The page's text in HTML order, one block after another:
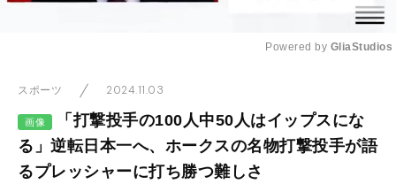
Powered by GliaStudios
スポーツ 2024.11.03
画像
「打撃投手の100人中50人はイップスにな
る」逆転日本一へ、ホークスの名物打撃投手が語
るプレッシャーに打ち勝つ難しさ